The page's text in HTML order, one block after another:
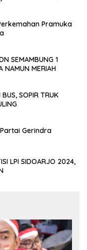
Pramuka
SEMAMBUNG 1
NAMUN MERIAH
SOPIR TRUK
Gerindra
LPI SIDOARJO 2024,